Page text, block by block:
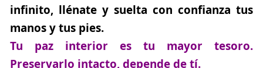
infinito, llénate y suelta con confianza tus
manos y tus pies.
Tu paz interior es tu mayor tesoro.
Preservarlo intacto, depende de tí.